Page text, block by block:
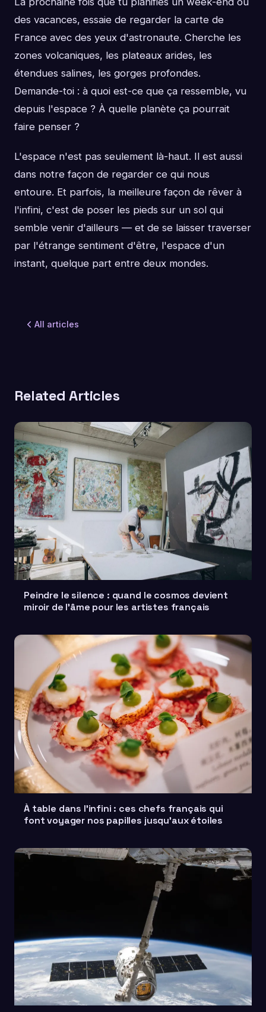
des vacances, essaie de regarder la carte de
France avec des yeux d'astronaute. Cherche les
zones volcaniques, les plateaux arides, les
étendues salines, les gorges profondes.
Demande-toi : à quoi est-ce que ça ressemble, vu
depuis l'espace ? À quelle planète ça pourrait
faire penser ?
L'espace n'est pas seulement là-haut. Il est aussi
dans notre façon de regarder ce qui nous
entoure. Et parfois, la meilleure façon de rêver à
l'infini, c'est de poser les pieds sur un sol qui
semble venir d'ailleurs — et de se laisser traverser
par l'étrange sentiment d'être, l'espace d'un
instant, quelque part entre deux mondes.
All articles
Related Articles
Peindre le silence : quand le cosmos devient
miroir de l'âme pour les artistes français
À table dans l'infini : ces chefs français qui
font voyager nos papilles jusqu'aux étoiles